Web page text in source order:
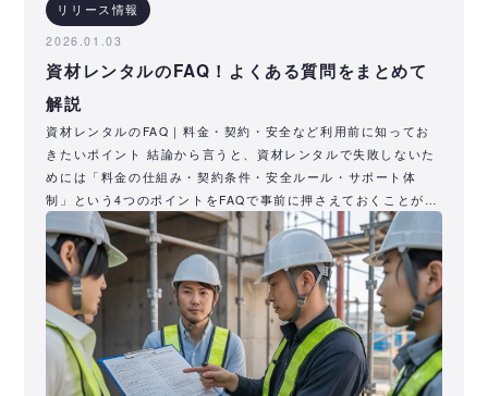
リリース情報
2026.01.03
資材レンタルのFAQ！よくある質問をまとめて
解説
資材レンタルのFAQ｜料金・契約・安全など利用前に知ってお
きたいポイント 結論から言うと、資材レンタルで失敗しないた
めには「料金の仕組み・契約条件・安全ルール・サポート体
制」という4つのポイントをFAQで事前に押さえておくことが重
要です。多